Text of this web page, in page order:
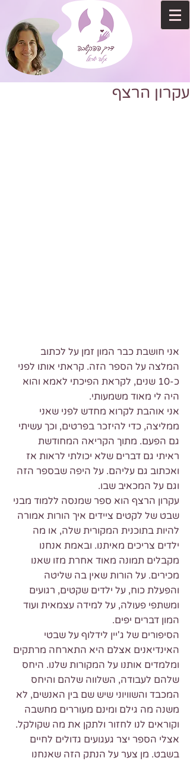
עקרון הרצף
אני חושבת כבר המון זמן על לכתוב
המלצה על הספר הזה. קראתי אותו לפני
כ-10 שנים, לקראת הפיכתי לאמא והוא
היה לי מאוד משמעותי.
אני אוהבת לקרוא מחדש לפני שאני
ממליצה, כדי להיזכר בפרטים, וכך עשיתי
גם הפעם. מתוך הקריאה המחודשת
ראיתי גם דברים שלא יכולתי לראות אז
ואכתוב גם עליהם. על היפה שבספר הזה
וגם על המכאיב שבו.
עקרון הרצף הוא ספר שמנסה ללמוד מבני
שבט של לקטים ציידים איך הורות אמורה
להיות בתוכנית המקורית שלה, או מה
ילדים צריכים מאיתנו. ובאמת אנחנו
מקבלים תמונה מאוד אחרת מזו שאנו
מכירים. על הורות שאין בה שליטה
והפעלת כוח, על ילדים שקטים, רגועים
ומשתפי פעולה, על למידה עצמאית ועוד
המון דברים יפים.
הסיפורים של ג'יין לידלוף על שבטי
האינדיאנים אצלם היא התארחה מרתקים
ומלמדים אותנו על המקורות שלנו. היחס
שלהם לעבודה, השלווה שלהם והיחס
המכבד והשוויוני שיש שם בין האנשים, לא
משנה מה גילם ומינם מעוררים מחשבה
וקוראים לנו לחזור ולתקן את מה שקולקל.
אצלי הספר יצר געגועים גדולים לחיים
בשבט. מן צער על הנתק הזה שאנחנו